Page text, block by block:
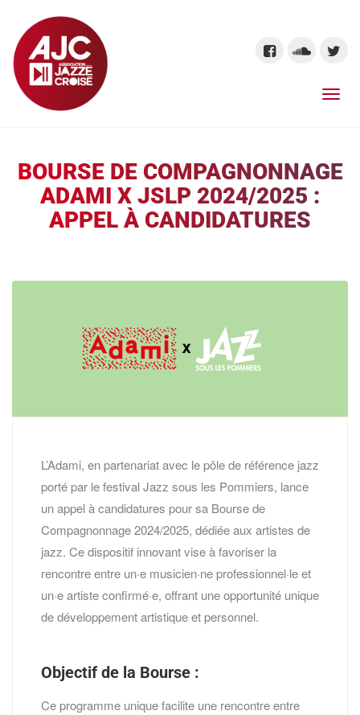
BOURSE DE COMPAGNONNAGE
ADAMI X JSLP 2024/2025 :
APPEL À CANDIDATURES
L’Adami, en partenariat avec le pôle de référence jazz
porté par le festival Jazz sous les Pommiers, lance
un appel à candidatures pour sa Bourse de
Compagnonnage 2024/2025, dédiée aux artistes de
jazz. Ce dispositif innovant vise à favoriser la
rencontre entre un·e musicien·ne professionnel·le et
un·e artiste confirmé·e, offrant une opportunité unique
de développement artistique et personnel.
Objectif de la Bourse :
Ce programme unique facilite une rencontre entre